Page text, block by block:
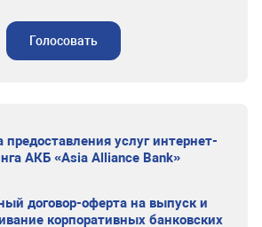
Голосовать
предоставления услуг интернет-
АКБ «Asia Alliance Bank»
договор-оферта на выпуск и
корпоративных банковских